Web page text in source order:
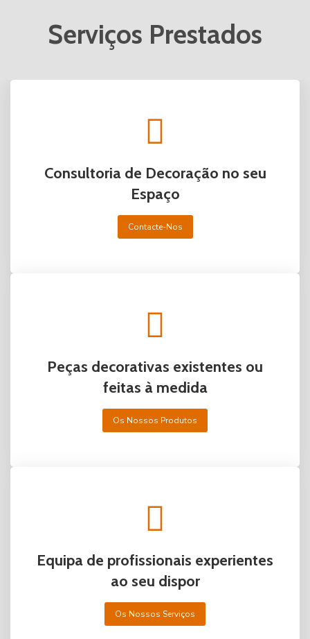
Serviços Prestados
Consultoria de Decoração no seu
Espaço
Contacte-Nos
Peças decorativas existentes ou
feitas à medida
Os Nossos Produtos
Equipa de profissionais experientes
ao seu dispor
Os Nossos Serviços